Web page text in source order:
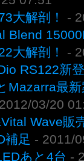
大解剖！
-
Blend
大解剖！
-
RS122新
Mazarra最新
03/20
Wave販
補足 - 2011/
あと4台 -